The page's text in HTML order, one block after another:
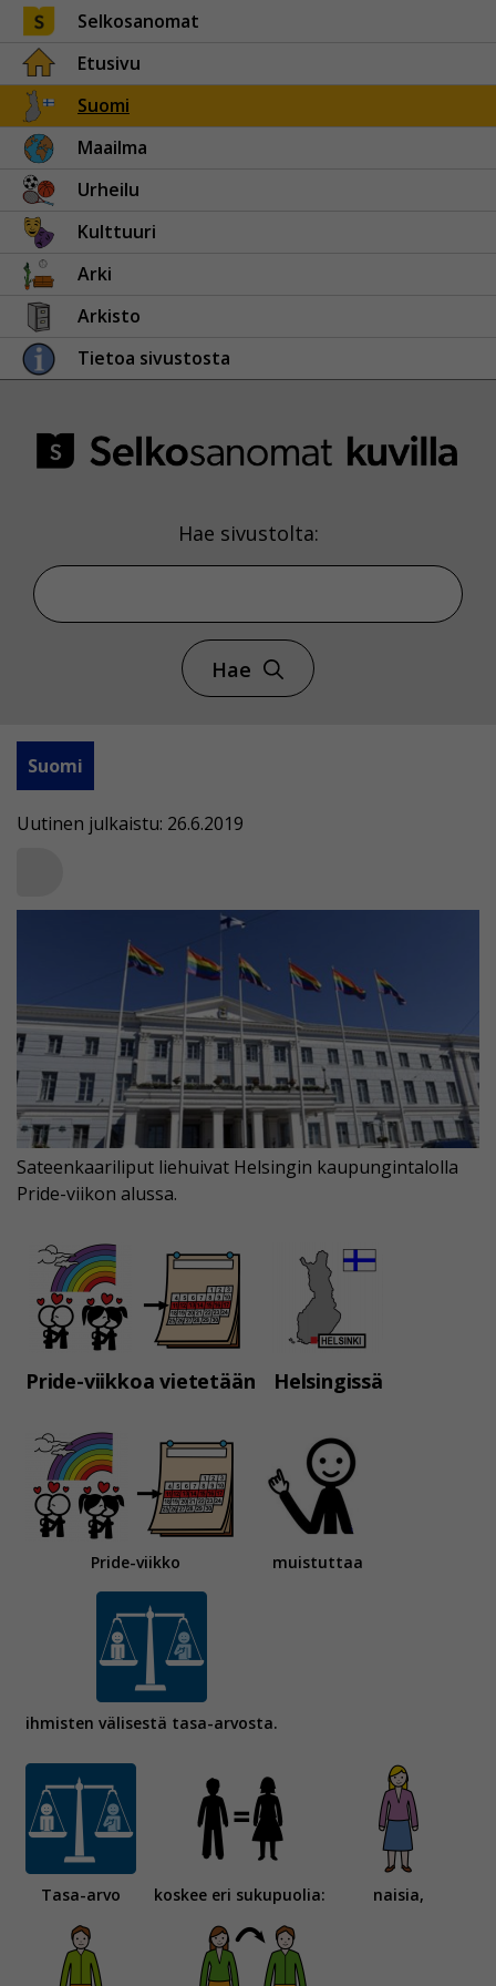
Selkosanomat
Etusivu
Suomi
Maailma
Urheilu
Kulttuuri
Arki
Arkisto
Tietoa sivustosta
Hae sivustolta:
Hae
Suomi
Uutinen julkaistu: 26.6.2019
Pride-viikkoa vietetään Helsingissä
Sateenkaariliput liehuivat Helsingin kaupungintalolla
Pride-viikon alussa.
Pride-viikko muistuttaa
ihmisten välisestä tasa-arvosta.
Tasa-arvo koskee eri sukupuolia: naisia,